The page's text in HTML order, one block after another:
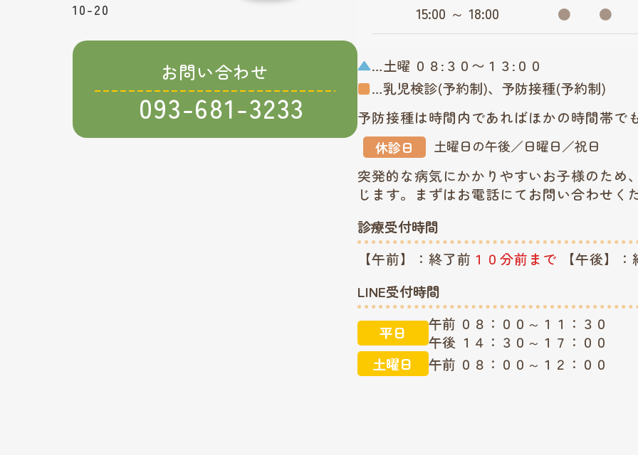
10-20
お問い合わせ
093-681-3233
15:00 ～ 18:00 ● ●
▲…土曜 ０８:３０〜１３:００
■…乳児検診(予約制)、予防接種(予約制)
予防接種は時間内であればほかの時間帯で
休診日 土曜日の午後／日曜日／祝日
突発的な病気にかかりやすいお子様のため
じます。まずはお電話にてお問い合わせく
診療受付時間
【午前】：終了前 １０分前まで
【午後】
LINE受付時間
平日
午前 ０８：００～１１：３０
午後 １４：３０～１７：００
土曜日
午前 ０８：００～１２：００